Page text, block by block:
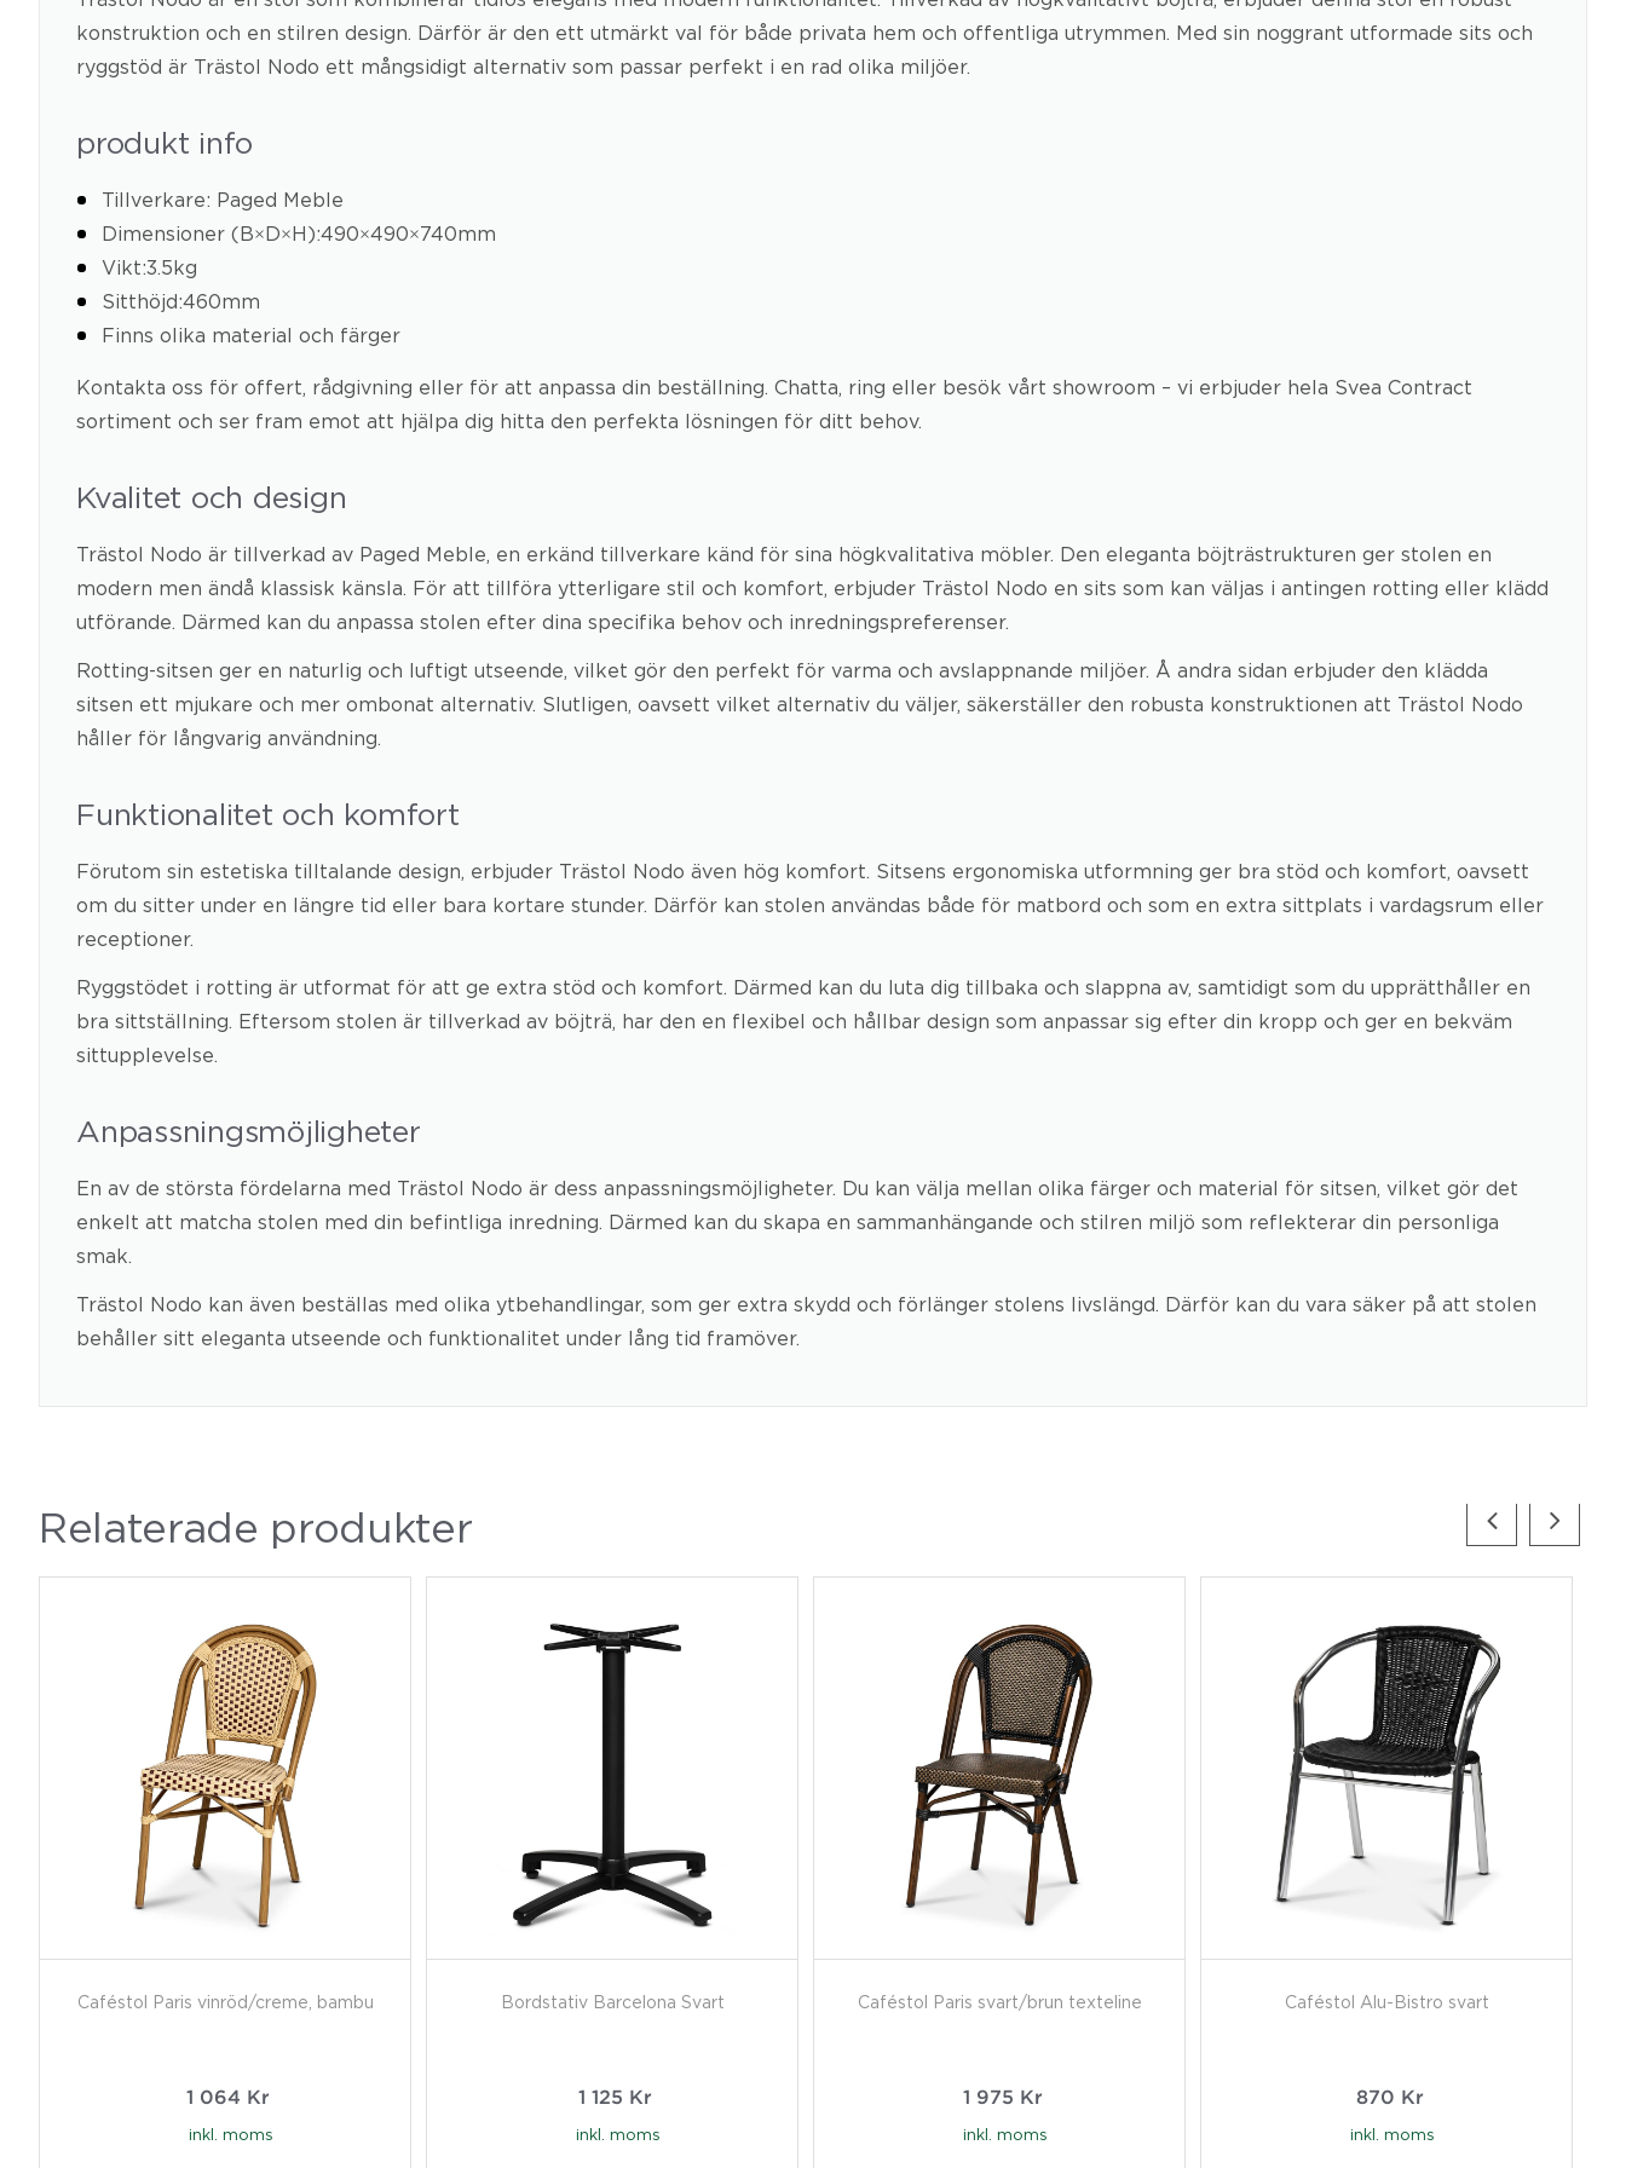
konstruktion och en stilren design. Därför är den ett utmärkt val för både privata hem och offentliga utrymmen. Med sin noggrant utformade sits och
ryggstöd är Trästol Nodo ett mångsidigt alternativ som passar perfekt i en rad olika miljöer.
produkt info
Tillverkare: Paged Meble
Dimensioner (B×D×H):490×490×740mm
Vikt:3.5kg
Sitthöjd:460mm
Finns olika material och färger
Kontakta oss för offert, rådgivning eller för att anpassa din beställning. Chatta, ring eller besök vårt showroom – vi erbjuder hela Svea Contract
sortiment och ser fram emot att hjälpa dig hitta den perfekta lösningen för ditt behov.
Kvalitet och design
Trästol Nodo är tillverkad av Paged Meble, en erkänd tillverkare känd för sina högkvalitativa möbler. Den eleganta böjträstrukturen ger stolen en
modern men ändå klassisk känsla. För att tillföra ytterligare stil och komfort, erbjuder Trästol Nodo en sits som kan väljas i antingen rotting eller klädd
utförande. Därmed kan du anpassa stolen efter dina specifika behov och inredningspreferenser.
Rotting-sitsen ger en naturlig och luftigt utseende, vilket gör den perfekt för varma och avslappnande miljöer. Å andra sidan erbjuder den klädda
sitsen ett mjukare och mer ombonat alternativ. Slutligen, oavsett vilket alternativ du väljer, säkerställer den robusta konstruktionen att Trästol Nodo
håller för långvarig användning.
Funktionalitet och komfort
Förutom sin estetiska tilltalande design, erbjuder Trästol Nodo även hög komfort. Sitsens ergonomiska utformning ger bra stöd och komfort, oavsett
om du sitter under en längre tid eller bara kortare stunder. Därför kan stolen användas både för matbord och som en extra sittplats i vardagsrum eller
receptioner.
Ryggstödet i rotting är utformat för att ge extra stöd och komfort. Därmed kan du luta dig tillbaka och slappna av, samtidigt som du upprätthåller en
bra sittställning. Eftersom stolen är tillverkad av böjträ, har den en flexibel och hållbar design som anpassar sig efter din kropp och ger en bekväm
sittupplevelse.
Anpassningsmöjligheter
En av de största fördelarna med Trästol Nodo är dess anpassningsmöjligheter. Du kan välja mellan olika färger och material för sitsen, vilket gör det
enkelt att matcha stolen med din befintliga inredning. Därmed kan du skapa en sammanhängande och stilren miljö som reflekterar din personliga
smak.
Trästol Nodo kan även beställas med olika ytbehandlingar, som ger extra skydd och förlänger stolens livslängd. Därför kan du vara säker på att stolen
behåller sitt eleganta utseende och funktionalitet under lång tid framöver.
Relaterade produkter
Caféstol Paris vinröd/creme, bambu
1 064 Kr
inkl. moms
Bordstativ Barcelona Svart
1 125 Kr
inkl. moms
Caféstol Paris svart/brun texteline
1 975 Kr
inkl. moms
Caféstol Alu-Bistro svart
870 Kr
inkl. moms